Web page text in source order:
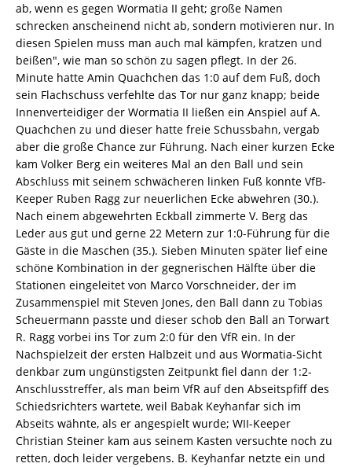
ab, wenn es gegen Wormatia II geht; große Namen
schrecken anscheinend nicht ab, sondern motivieren nur. In
diesen Spielen muss man auch mal kämpfen, kratzen und
beißen", wie man so schön zu sagen pflegt. In der 26.
Minute hatte Amin Quachchen das 1:0 auf dem Fuß, doch
sein Flachschuss verfehlte das Tor nur ganz knapp; beide
Innenverteidiger der Wormatia II ließen ein Anspiel auf A.
Quachchen zu und dieser hatte freie Schussbahn, vergab
aber die große Chance zur Führung. Nach einer kurzen Ecke
kam Volker Berg ein weiteres Mal an den Ball und sein
Abschluss mit seinem schwächeren linken Fuß konnte VfB-
Keeper Ruben Ragg zur neuerlichen Ecke abwehren (30.).
Nach einem abgewehrten Eckball zimmerte V. Berg das
Leder aus gut und gerne 22 Metern zur 1:0-Führung für die
Gäste in die Maschen (35.). Sieben Minuten später lief eine
schöne Kombination in der gegnerischen Hälfte über die
Stationen eingeleitet von Marco Vorschneider, der im
Zusammenspiel mit Steven Jones, den Ball dann zu Tobias
Scheuermann passte und dieser schob den Ball an Torwart
R. Ragg vorbei ins Tor zum 2:0 für den VfR ein. In der
Nachspielzeit der ersten Halbzeit und aus Wormatia-Sicht
denkbar zum ungünstigsten Zeitpunkt fiel dann der 1:2-
Anschlusstreffer, als man beim VfR auf den Abseitspfiff des
Schiedsrichters wartete, weil Babak Keyhanfar sich im
Abseits wähnte, als er angespielt wurde; WII-Keeper
Christian Steiner kam aus seinem Kasten versuchte noch zu
retten, doch leider vergebens. B. Keyhanfar netzte ein und